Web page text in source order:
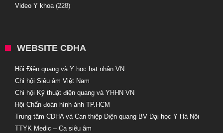
Video Y khoa(228)
WEBSITE CĐHA
Hội Điện quang và Y học hạt nhân VN
Chi hội Siêu âm Việt Nam
Chi hội Kỹ thuật điện quang và YHHN VN
Hội Chẩn đoán hình ảnh TP.HCM
Trung tâm CĐHA và Can thiệp Điện quang BV Đại học Y Hà Nội
TTYK Medic – Ca siêu âm